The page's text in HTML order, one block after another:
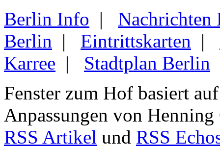
Berlin Info | Nachrichten
Berlin | Eintrittskarten |
Karree | Stadtplan Berlin
Fenster zum Hof basiert
Anpassungen von Henning
RSS Artikel und RSS